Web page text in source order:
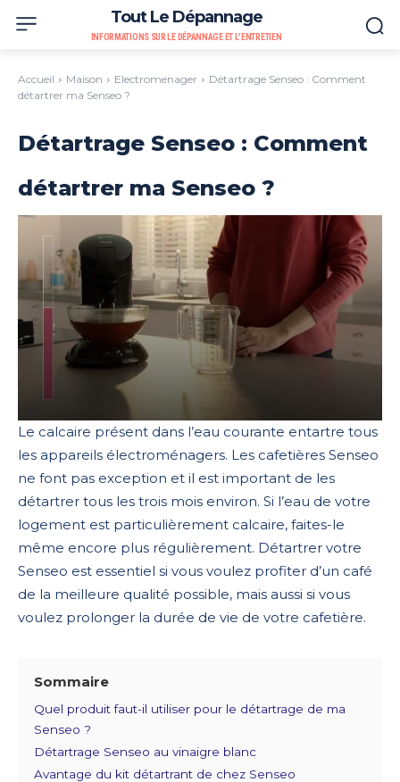
Tout Le Dépannage
INFORMATIONS SUR LE DÉPANNAGE ET L'ENTRETIEN
Accueil Maison Electromenager
Détartrage Senseo : Comment
détartrer ma Senseo ?
Détartrage Senseo : Comment
détartrer ma Senseo ?
Le calcaire présent dans l’eau courante entartre tous
les appareils électroménagers. Les cafetières Senseo
ne font pas exception et il est important de les
détartrer tous les trois mois environ. Si l’eau de votre
logement est particulièrement calcaire, faites-le
même encore plus régulièrement. Détartrer votre
Senseo est essentiel si vous voulez profiter d’un café
de la meilleure qualité possible, mais aussi si vous
voulez prolonger la durée de vie de votre cafetière.
Sommaire
Quel produit faut-il utiliser pour le détartrage de ma
Senseo ?
Détartrage Senseo au vinaigre blanc
Avantage du kit détartrant de chez Senseo